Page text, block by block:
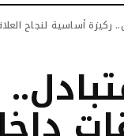
ركيزة أساسية لنجاح